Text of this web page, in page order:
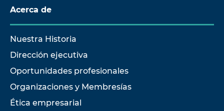
Acerca de
Nuestra Historia
Dirección ejecutiva
Oportunidades profesionales
Organizaciones y Membresías
Ética empresarial